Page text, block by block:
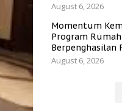
August 6, 2026
Momentum
Program
Berpenghasilan
August 6, 2026